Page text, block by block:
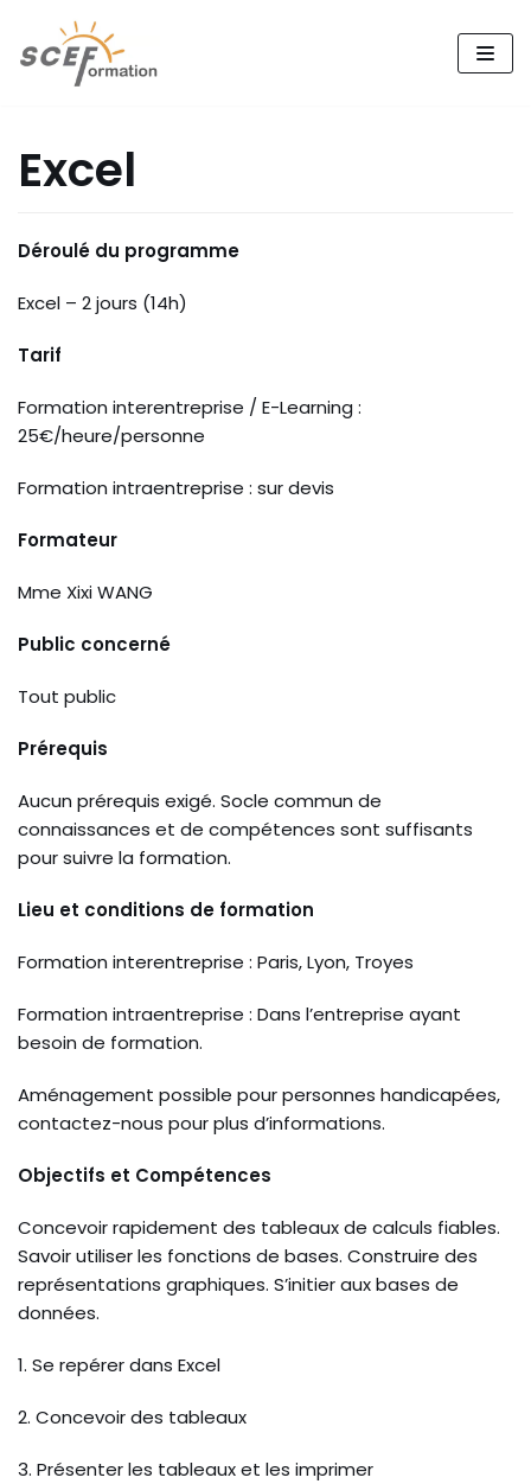
Aller
Excel
Déroulé du programme
Excel – 2 jours (14h)
Tarif
Formation interentreprise / E-Learning :
25€/heure/personne
Formation intraentreprise : sur devis
Formateur
Mme Xixi WANG
Public concerné
Tout public
Prérequis
Aucun prérequis exigé. Socle commun de
connaissances et de compétences sont suffisants
pour suivre la formation.
Lieu et conditions de formation
Formation interentreprise : Paris, Lyon, Troyes
Formation intraentreprise : Dans l’entreprise ayant
besoin de formation.
Aménagement possible pour personnes handicapées,
contactez-nous pour plus d’informations.
Objectifs et Compétences
Concevoir rapidement des tableaux de calculs fiables.
Savoir utiliser les fonctions de bases. Construire des
représentations graphiques. S’initier aux bases de
données.
1. Se repérer dans Excel
2. Concevoir des tableaux
3. Présenter les tableaux et les imprimer